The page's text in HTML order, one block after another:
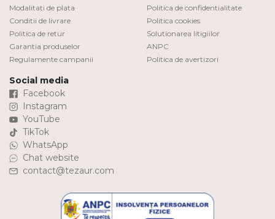
Modalitati de plata
Conditii de livrare
Politica de retur
Garantia produselor
Regulamente campanii
Politica de confidentialitate
Politica cookies
Solutionarea litigiilor
ANPC
Politica de avertizori
Social media
Facebook
Instagram
YouTube
TikTok
WhatsApp
Chat website
contact@tezaur.com